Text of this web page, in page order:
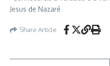
Jesus de Nazaré
Share Article